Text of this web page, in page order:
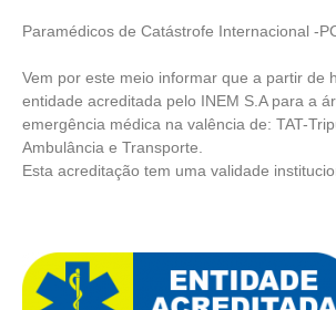
Paramédicos de Catástrofe Internacional -
Vem por este meio informar que a partir de
entidade acreditada pelo INEM S.A para a
emergência médica na valência de: TAT-
Ambulância e Transporte.
Esta acreditação tem uma validade